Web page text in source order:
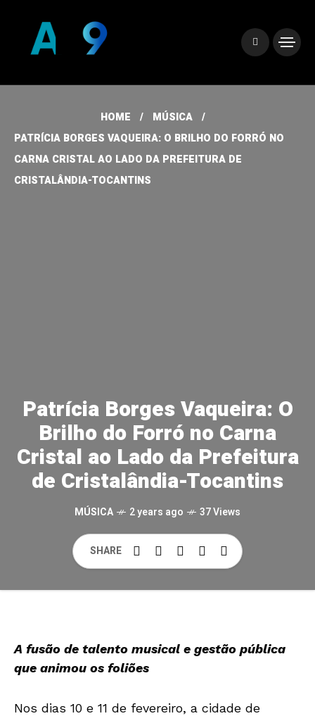
HOME
MÚSICA
PATRÍCIA BORGES VAQUEIRA: O BRILHO DO FORRÓ NO
CARNA CRISTAL AO LADO DA PREFEITURA DE
CRISTALÂNDIA-TOCANTINS
Patrícia Borges Vaqueira: O
Brilho do Forró no Carna
Cristal ao Lado da Prefeitura
de Cristalândia-Tocantins
MÚSICA 2 years ago 37 Views
SHARE
A fusão de talento musical e gestão pública
que animou os foliões
Nos dias 10 e 11 de fevereiro, a cidade de